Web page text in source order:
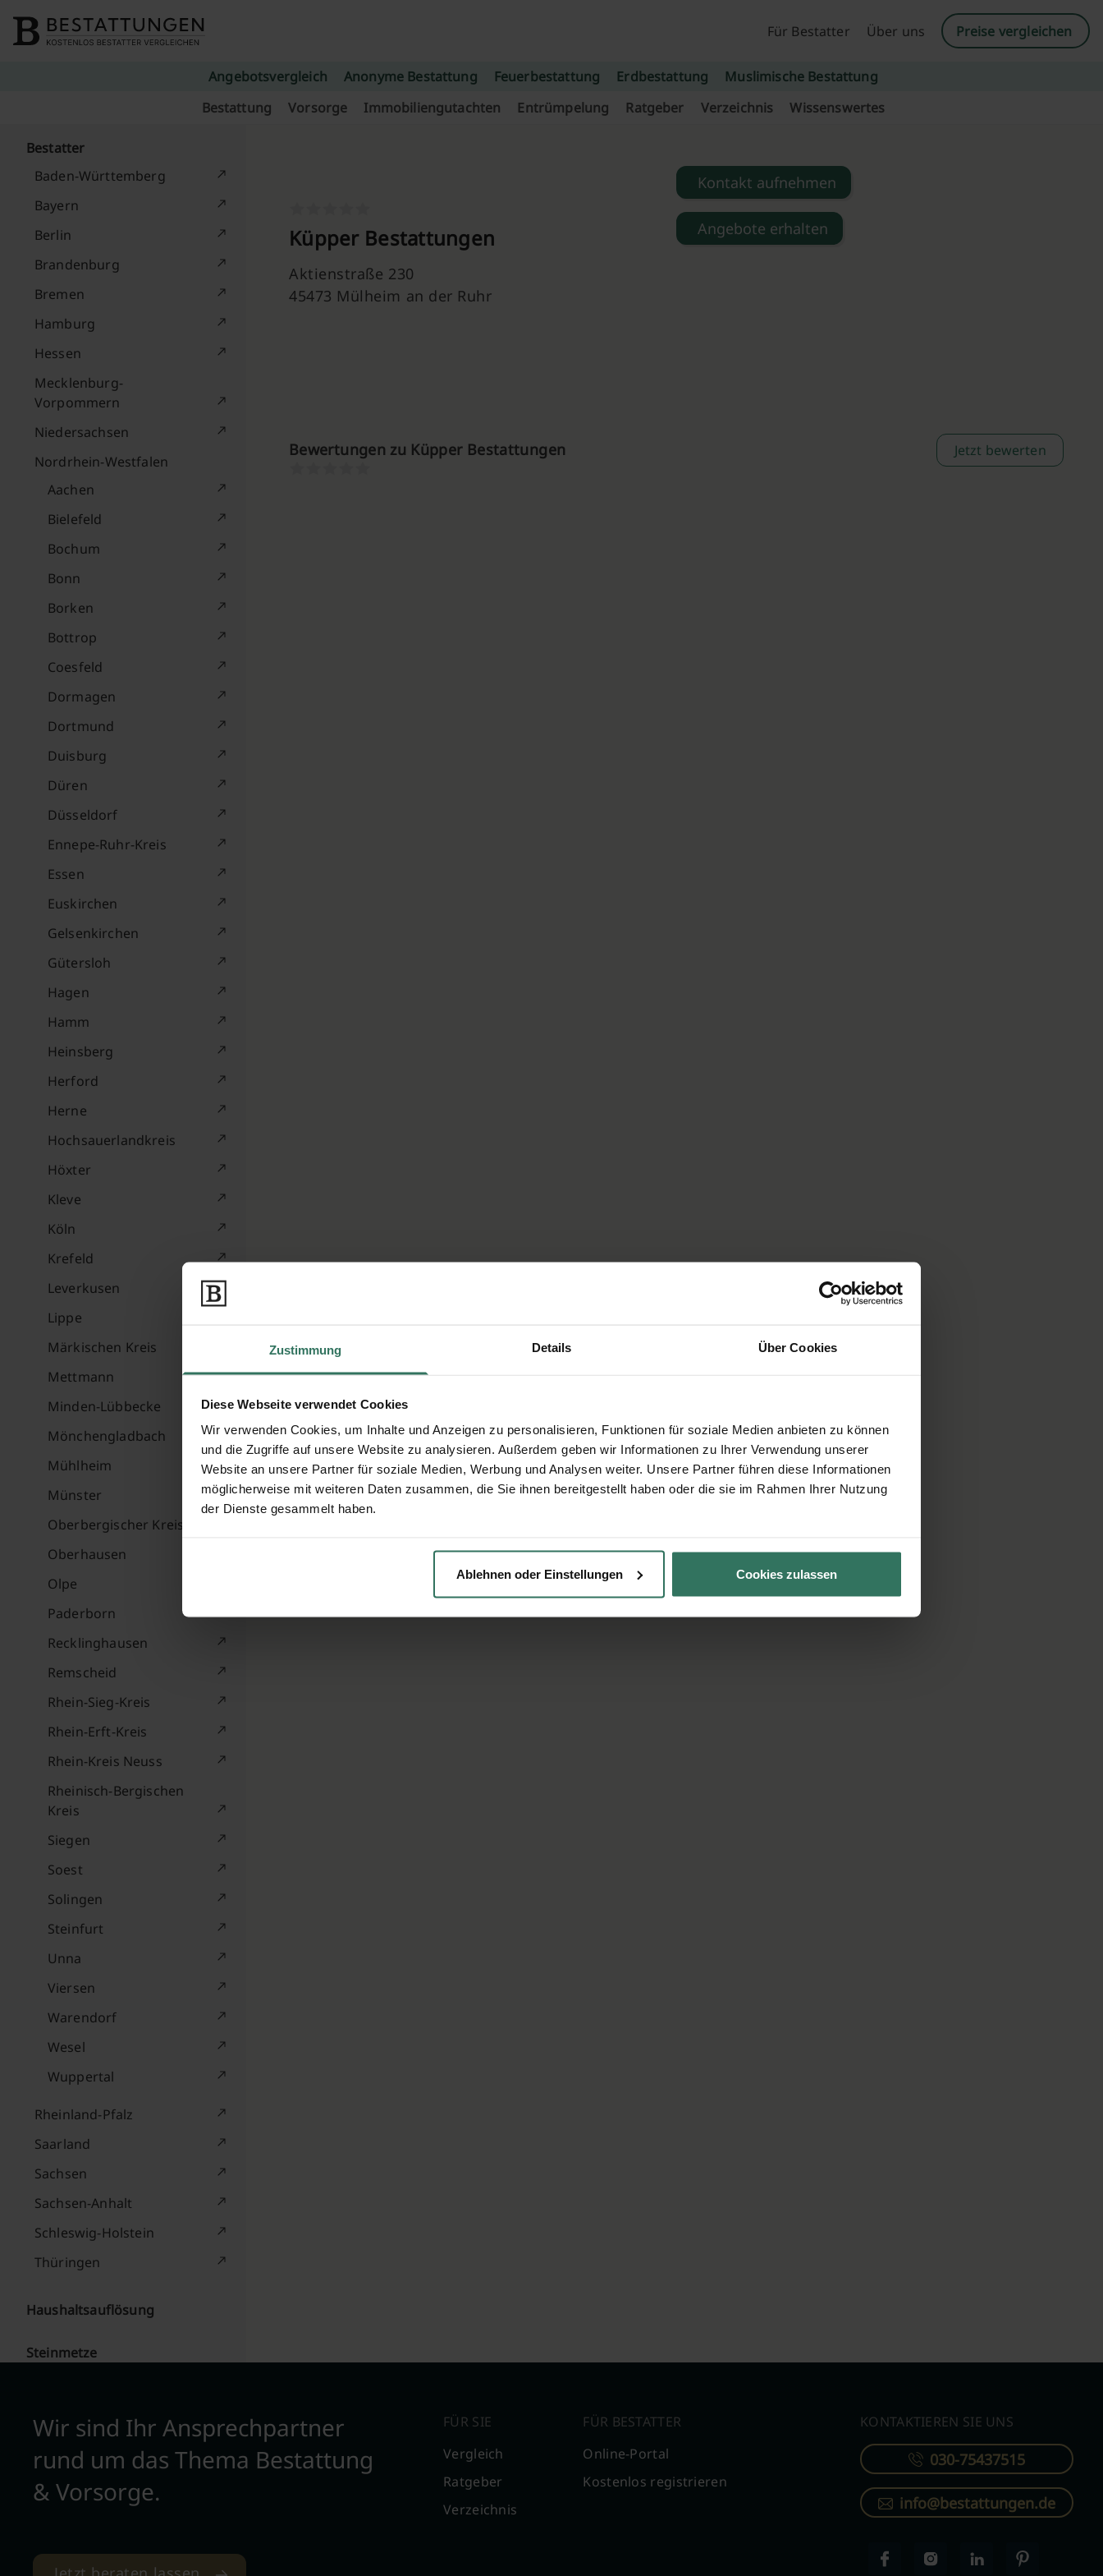
Zustimmung Details Über Cookies
Diese Webseite verwendet Cookies
Wir verwenden Cookies, um Inhalte und Anzeigen zu personalisieren, Funktionen für soziale Medien anbieten zu können
und die Zugriffe auf unsere Website zu analysieren. Außerdem geben wir Informationen zu Ihrer Verwendung unserer
Website an unsere Partner für soziale Medien, Werbung und Analysen weiter. Unsere Partner führen diese Informationen
möglicherweise mit weiteren Daten zusammen, die Sie ihnen bereitgestellt haben oder die sie im Rahmen Ihrer Nutzung
der Dienste gesammelt haben.
Ablehnen oder Einstellungen Cookies zulassen
Für Bestatter
Über uns Preise vergleichen
Angebotsvergleich Anonyme Bestattung Feuerbestattung Erdbestattung
Muslimische Bestattung
Bestattung
Vorsorge Immobiliengutachten Entrümpelung Ratgeber Verzeichnis Wissenswertes
Bestatter
Baden-Württemberg
Bayern
Berlin
Brandenburg
Bremen
Hamburg
Hessen
Mecklenburg-
Vorpommern
Niedersachsen
Nordrhein-Westfalen
Aachen
Bielefeld
Bochum
Bonn
Borken
Bottrop
Coesfeld
Dormagen
Dortmund
Duisburg
Düren
Düsseldorf
Ennepe-Ruhr-Kreis
Essen
Euskirchen
Gelsenkirchen
Gütersloh
Hagen
Hamm
Heinsberg
Herford
Herne
Hochsauerlandkreis
Höxter
Kleve
Köln
Krefeld
Leverkusen
Lippe
Märkischen Kreis
Mettmann
Minden-Lübbecke
Mönchengladbach
Mühlheim
Münster
Oberbergischer Kreis
Oberhausen
Olpe
Paderborn
Recklinghausen
Remscheid
Rhein-Sieg-Kreis
Rhein-Erft-Kreis
Rhein-Kreis Neuss
Rheinisch-Bergischen
Kreis
Siegen
Soest
Solingen
Steinfurt
Unna
Viersen
Warendorf
Wesel
Wuppertal
Rheinland-Pfalz
Saarland
Sachsen
Sachsen-Anhalt
Schleswig-Holstein
Thüringen
Haushaltsauflösung
Steinmetze
Küpper Bestattungen
Aktienstraße 230
45473 Mülheim an der Ruhr
Kontakt aufnehmen
Angebote erhalten
Bewertungen zu Küpper Bestattungen Jetzt bewerten
Wir sind Ihr Ansprechpartner
rund um das Thema Bestattung
& Vorsorge.
FÜR SIE
Vergleich
Ratgeber
Verzeichnis
FÜR BESTATTER
Online-Portal
Kostenlos registrieren
KONTAKTIEREN SIE UNS
030-75437515
info@bestattungen.de